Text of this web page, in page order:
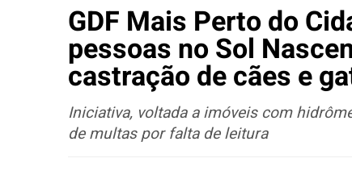
GDF Mais Perto do
pessoas no Sol
castração de cães e
Iniciativa, voltada a imóveis com
de multas por falta de leitura